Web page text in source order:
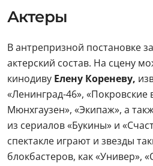
Актеры
В антрепризной постановке
актерский состав. На сцену
кинодиву Елену Кореневу,
«Ленинград-46», «Покровские
Мюнхгаузен», «Экипаж», а
из сериалов «Букины» и
спектакле играют и звезды
блокбастеров, как «Универ»,